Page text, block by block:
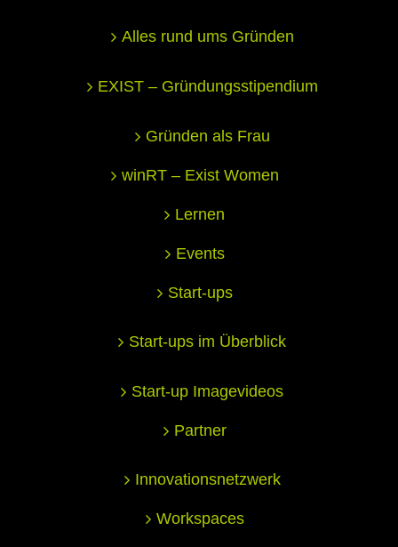
Alles rund ums Gründen
EXIST – Gründungsstipendium
Gründen als Frau
winRT – Exist Women
Lernen
Events
Start-ups
Start-ups im Überblick
Start-up Imagevideos
Partner
Innovationsnetzwerk
Workspaces